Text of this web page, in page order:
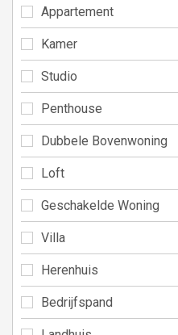
Appartement
Kamer
Studio
Penthouse
Dubbele Bovenwoning
Loft
Geschakelde Woning
Villa
Herenhuis
Bedrijfspand